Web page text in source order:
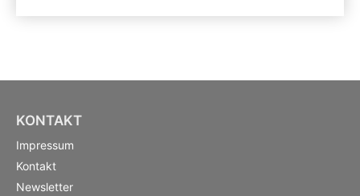
KONTAKT
Impressum
Kontakt
Newsletter